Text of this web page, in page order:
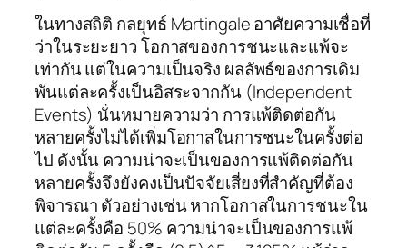
ในทางสถิติ กลยุทธ์ Martingale อาศัยความเชื่อที่
ว่าในระยะยาว โอกาสของการชนะและแพ้จะ
เท่ากัน แต่ในความเป็นจริง ผลลัพธ์ของการเดิม
พันแต่ละครั้งเป็นอิสระจากกัน (Independent
Events) นั่นหมายความว่า การแพ้ติดต่อกัน
หลายครั้งไม่ได้เพิ่มโอกาสในการชนะในครั้งต่อ
ไป ดังนั้น ความน่าจะเป็นของการแพ้ติดต่อกัน
หลายครั้งจึงยังคงเป็นปัจจัยเสี่ยงที่สำคัญที่ต้อง
พิจารณา ตัวอย่างเช่น หากโอกาสในการชนะใน
แต่ละครั้งคือ 50% ความน่าจะเป็นของการแพ้